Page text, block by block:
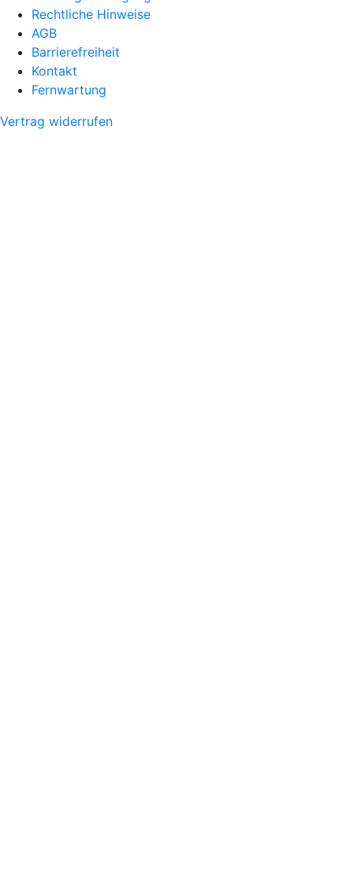
Rechtliche Hinweise
AGB
Barrierefreiheit
Kontakt
Fernwartung
Vertrag widerrufen